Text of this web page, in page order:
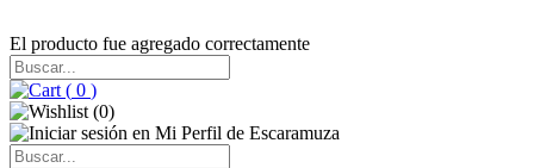
El producto fue agregado correctamente
( 0 )
(0)